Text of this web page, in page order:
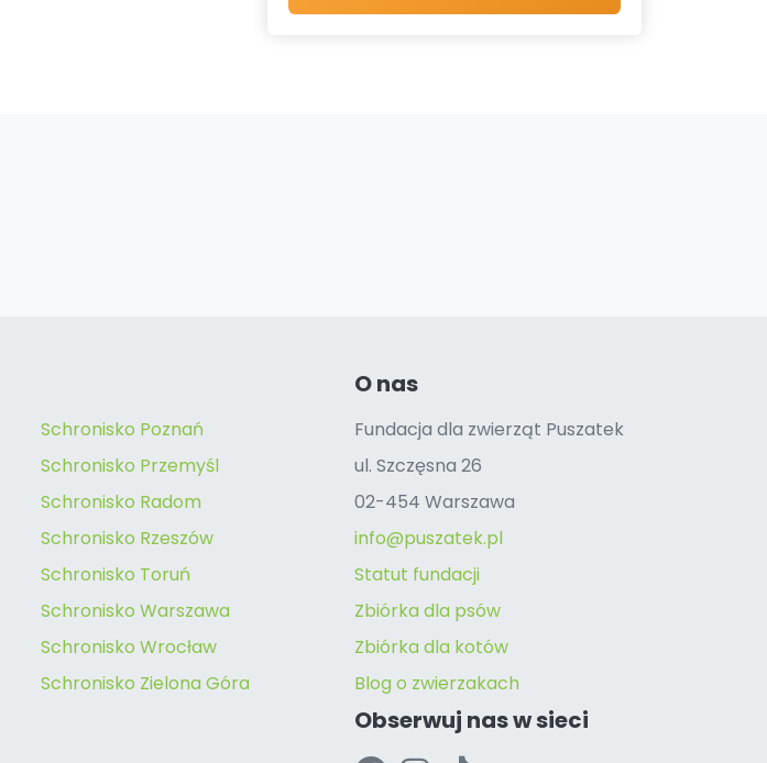
Schronisko Poznań
Schronisko Przemyśl
Schronisko Radom
Schronisko Rzeszów
Schronisko Toruń
Schronisko Warszawa
Schronisko Wrocław
Schronisko Zielona Góra
O nas
Fundacja dla zwierząt Puszatek
ul. Szczęsna 26
02-454 Warszawa
info@puszatek.pl
Statut fundacji
Zbiórka dla psów
Zbiórka dla kotów
Blog o zwierzakach
Obserwuj nas w sieci